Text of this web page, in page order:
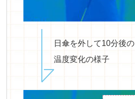
日傘を外して10分後の
温度変化の様子